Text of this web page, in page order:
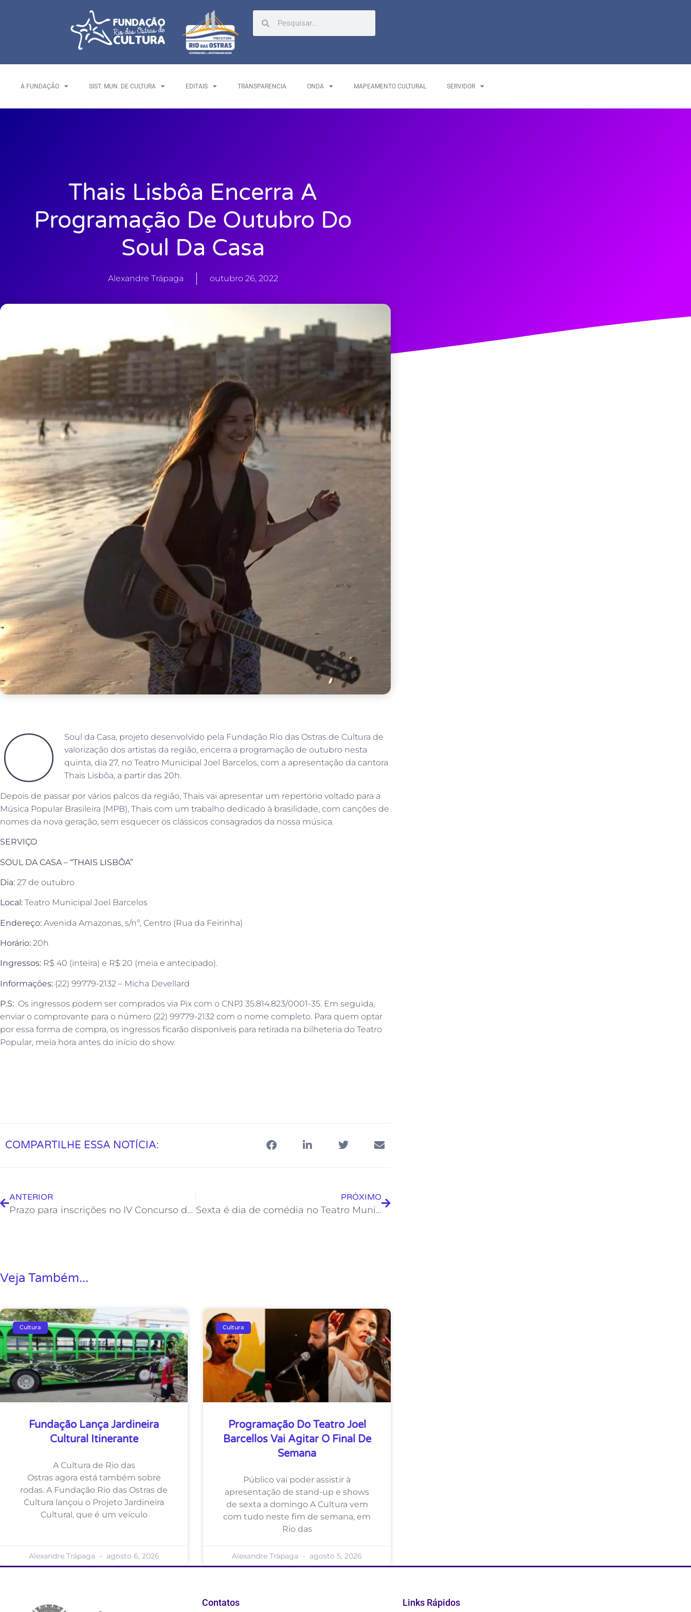
A FUNDAÇÃO SIST. MUN. DE CULTURA EDITAIS TRANSPARENCIA ONDA MAPEAMENTO CULTURAL SERVIDOR
Thais Lisbôa Encerra A
Programação De Outubro Do
Soul Da Casa
Alexandre Trápaga outubro 26, 2022
O
Soul da Casa, projeto desenvolvido pela Fundação Rio das Ostras de Cultura de
valorização dos artistas da região, encerra a programação de outubro nesta
quinta, dia 27, no Teatro Municipal Joel Barcelos, com a apresentação da cantora
Thais Lisbôa, a partir das 20h.
Depois de passar por vários palcos da região, Thais vai apresentar um repertório voltado para a
Música Popular Brasileira (MPB), Thais com um trabalho dedicado à brasilidade, com canções de
nomes da nova geração, sem esquecer os clássicos consagrados da nossa música.
SERVIÇO
SOUL DA CASA – “THAIS LISBÔA”
Dia: 27 de outubro
Local: Teatro Municipal Joel Barcelos
Endereço: Avenida Amazonas, s/nº, Centro (Rua da Feirinha)
Horário: 20h
Ingressos: R$ 40 (inteira) e R$ 20 (meia e antecipado).
Informações: (22) 99779-2132 – Micha Devellard
P.S: Os ingressos podem ser comprados via Pix com o CNPJ 35.814.823/0001-35. Em seguida,
enviar o comprovante para o número (22) 99779-2132 com o nome completo. Para quem optar
por essa forma de compra, os ingressos ficarão disponíveis para retirada na bilheteria do Teatro
Popular, meia hora antes do início do show.
COMPARTILHE ESSA NOTÍCIA:
ANTERIOR
Prazo para inscrições no IV Concurso de Presépios Natalinos da Froc foi prorrogado
PRÓXIMO
Sexta é dia de comédia no Teatro Municipal Joel Barcelos
Veja Também...
Cultura
Fundação Lança Jardineira
Cultural Itinerante
A Cultura de Rio das
Ostras agora está também sobre
rodas. A Fundação Rio das Ostras de
Cultura lançou o Projeto Jardineira
Cultural, que é um veículo
Alexandre Trápaga agosto 6, 2026
Cultura
Programação Do Teatro Joel
Barcellos Vai Agitar O Final De
Semana
Público vai poder assistir à
apresentação de stand-up e shows
de sexta a domingo A Cultura vem
com tudo neste fim de semana, em
Rio das
Alexandre Trápaga agosto 5, 2026
Contatos Links Rápidos